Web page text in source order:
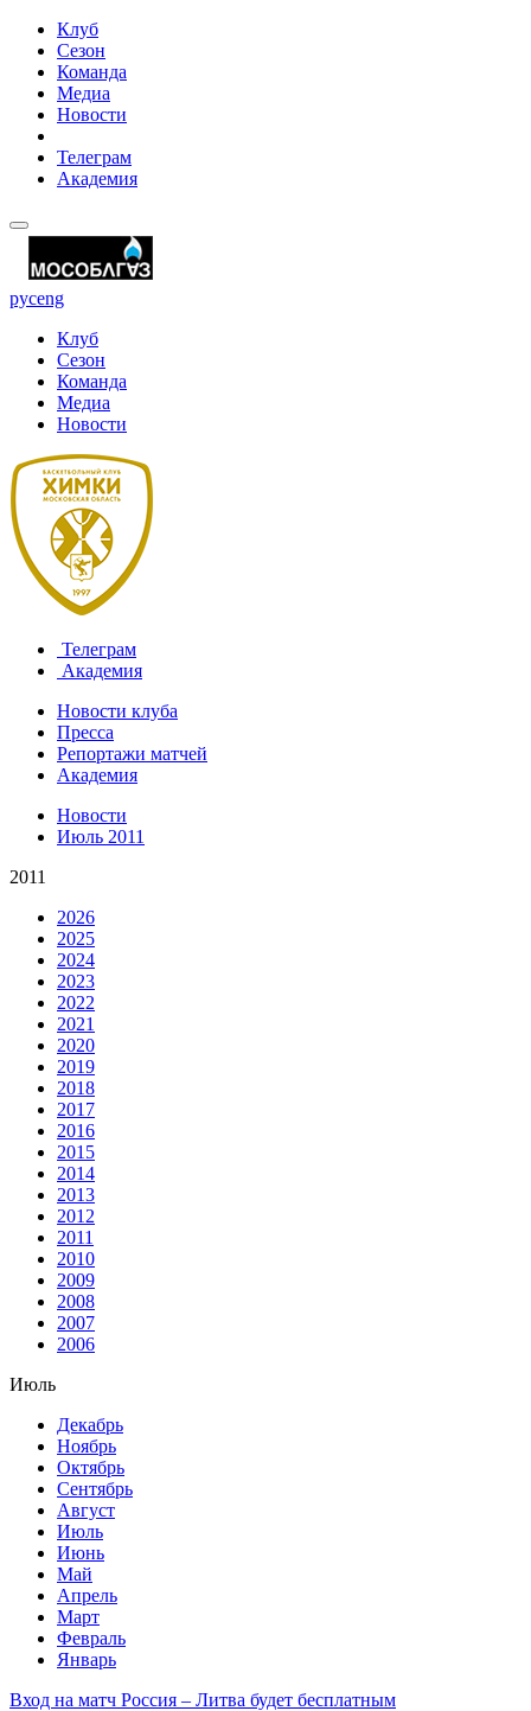
Клуб
Сезон
Команда
Медиа
Новости
Телеграм
Академия
русeng
Клуб
Сезон
Команда
Медиа
Новости
Телеграм
Академия
Новости клуба
Пресса
Репортажи матчей
Академия
Новости
Июль 2011
2011
2026
2025
2024
2023
2022
2021
2020
2019
2018
2017
2016
2015
2014
2013
2012
2011
2010
2009
2008
2007
2006
Июль
Декабрь
Ноябрь
Октябрь
Сентябрь
Август
Июль
Июнь
Май
Апрель
Март
Февраль
Январь
Вход на матч Россия – Литва будет бесплатным